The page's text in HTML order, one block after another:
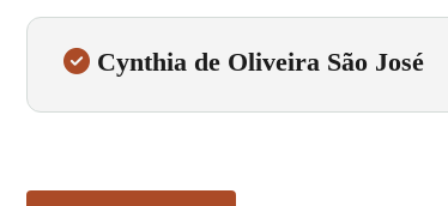
Cynthia de Oliveira São José